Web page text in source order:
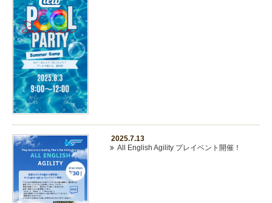
2025.7.13
All English Agility プレイベント開催！